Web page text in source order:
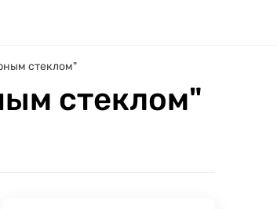
стеклом"
стеклом"